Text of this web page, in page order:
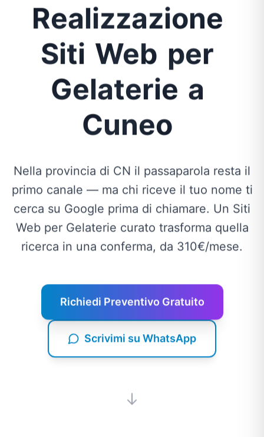
Realizzazione
Siti Web per
Gelaterie a
Cuneo
Nella provincia di CN il passaparola resta il
primo canale — ma chi riceve il tuo nome ti
cerca su Google prima di chiamare. Un Siti
Web per Gelaterie curato trasforma quella
ricerca in una conferma, da 310€/mese.
Richiedi Preventivo Gratuito
Scrivimi su WhatsApp